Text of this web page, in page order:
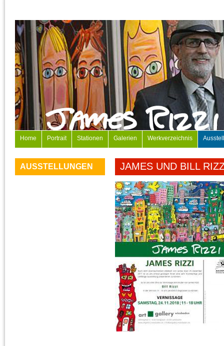
Home Portrait Stationen Galerien Werkverzeichnis
AUSSTELLUNGEN JAMES UND BILL